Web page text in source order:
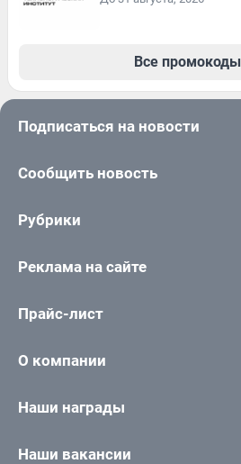
Все промокоды
Подписаться на новости
Сообщить новость
Рубрики
Реклама на сайте
Прайс-лист
О компании
Наши награды
Наши вакансии